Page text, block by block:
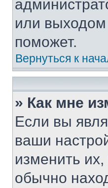
или
поможет.
Вернуться к
» Как мне
Если вы
ваши
изменить
обычно